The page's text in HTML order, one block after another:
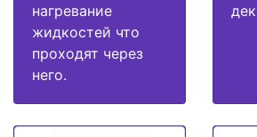
нагревание
жидкостей что
проходят через
него.